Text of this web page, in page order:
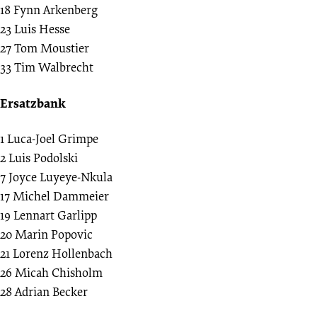
18Fynn Arkenberg
23Luis Hesse
27Tom Moustier
33Tim Walbrecht
Ersatzbank
1Luca-Joel Grimpe
2Luis Podolski
7Joyce Luyeye-Nkula
17Michel Dammeier
19 Lennart Garlipp
20Marin Popovic
21Lorenz Hollenbach
26 Micah Chisholm
28Adrian Becker